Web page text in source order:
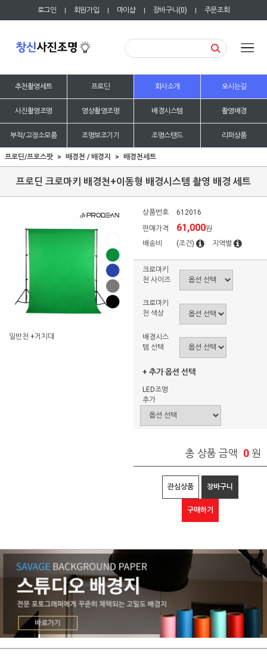
로그인 | 회원가입 | 마이샵 | 장바구니(0) | 주문조회
추천촬영세트 프로딘 회사소개 오시는길
사진촬영조명 영상촬영조명 배경시스템 촬영배경
부착/고정소모품 조명보조기기 조명스탠드 리퍼상품
프로딘/프로스팟 배경천 / 배경지 배경천세트
프로딘 크로마키 배경천+이동형 배경시스템 촬영 배경 세트
일반천 +거치대
상품번호
612016
판매가격
61,000원
배송비
(조건) 지역별
크로마키
천 사이즈
크로마키
천 색상
배경시스
템 선택
+ 추가 옵션 선택
LED조명
추가
총 상품 금액 0 원
관심상품 장바구니
구매하기